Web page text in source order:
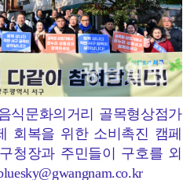
식문화의거리 골목형상점가
회복을 위한 소비촉진 캠페
청장과 주민들이 구호를 외